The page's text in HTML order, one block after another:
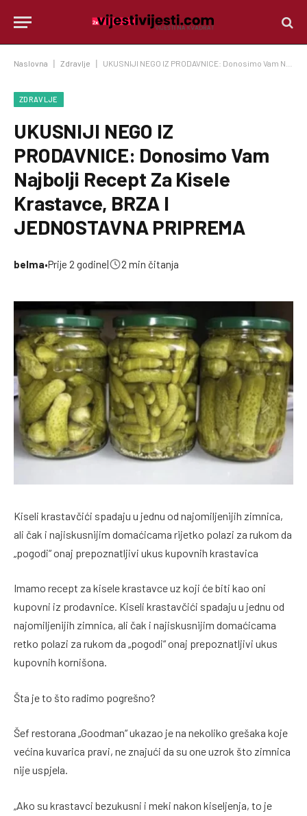
Naslovna Zdravlje UKUSNIJI NEGO IZ PRODAVNICE: Donosimo Vam Najbolji Recept Za Kisele Krastavce, BRZA I JEDNOSTAVNA PRIPREMA
ZDRAVLJE
UKUSNIJI NEGO IZ
PRODAVNICE: Donosimo Vam
Najbolji Recept Za Kisele
Krastavce, BRZA I
JEDNOSTAVNA PRIPREMA
belma•Prije 2 godine| 2 min čitanja
Kiseli krastavčići spadaju u jednu od najomiljenijih zimnica,
ali čak i najiskusnijim domaćicama rijetko polazi za rukom da
„pogodi“ onaj prepoznatljivi ukus kupovnih krastavica
Imamo recept za kisele krastavce uz koji će biti kao oni
kupovni iz prodavnice. Kiseli krastavčići spadaju u jednu od
najomiljenijih zimnica, ali čak i najiskusnijim domaćicama
retko polazi za rukom da „pogodi“ onaj prepoznatljivi ukus
kupovnih kornišona.
Šta je to što radimo pogrešno?
Šef restorana „Goodman“ ukazao je na nekoliko grešaka koje
većina kuvarica pravi, ne znajući da su one uzrok što zimnica
nije uspjela.
„Ako su krastavci bezukusni i meki nakon kiseljenja, to je